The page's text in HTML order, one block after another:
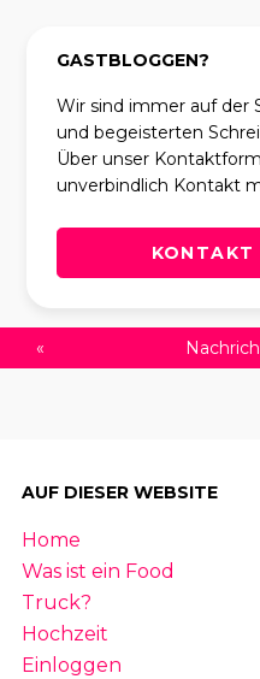
GASTBLOGGEN?
Wir sind immer auf der
und begeisterten
Über unser
unverbindlich Kontakt
KONTAKT
«
AUF DIESER WEBSITE
Home
Was ist ein Food
Truck?
Hochzeit
Einloggen